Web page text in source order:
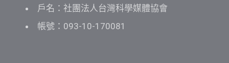
戶名：社團法人台灣科學媒體協會
帳號：093-10-170081